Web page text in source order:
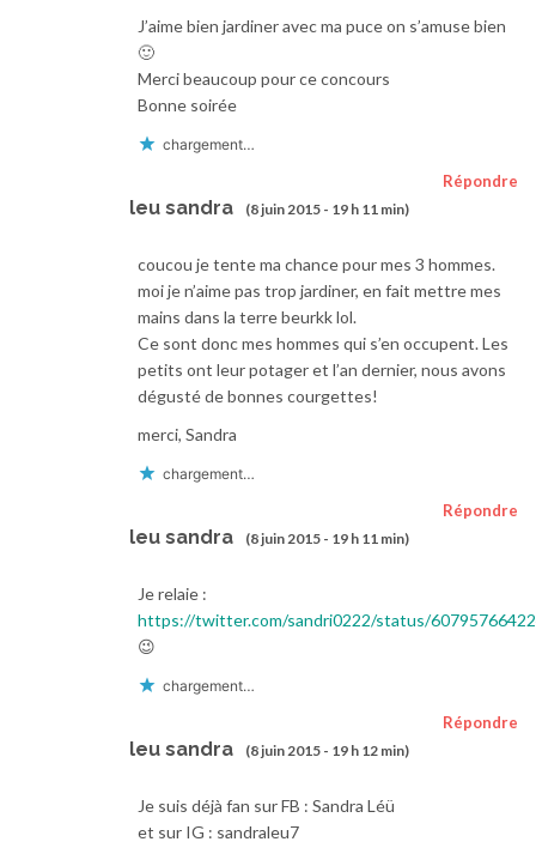
J’aime bien jardiner avec ma puce on s’amuse bien
🙂
Merci beaucoup pour ce concours
Bonne soirée
chargement…
leu sandra (8 juin 2015 - 19 h 11 min)
Répondre
coucou je tente ma chance pour mes 3 hommes.
moi je n’aime pas trop jardiner, en fait mettre mes
mains dans la terre beurkk lol.
Ce sont donc mes hommes qui s’en occupent. Les
petits ont leur potager et l’an dernier, nous avons
dégusté de bonnes courgettes!
merci, Sandra
chargement…
leu sandra (8 juin 2015 - 19 h 11 min)
Répondre
Je relaie :
https://twitter.com/sandri0222/status/
😉
chargement…
leu sandra (8 juin 2015 - 19 h 12 min)
Répondre
Je suis déjà fan sur FB : Sandra Léü
et sur IG : sandraleu7